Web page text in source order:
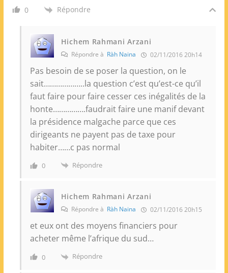
0 Répondre
Hichem Rahmani Arzani
Répondre à Ràh Naina 02/11/2016 20h14
Pas besoin de se poser la question, on le
sait………………..la question c’est qu’est-ce qu’il
faut faire pour faire cesser ces inégalités de la
honte…………….faudrait faire une manif devant
la présidence malgache parce que ces
dirigeants ne payent pas de taxe pour
habiter……c pas normal
0 Répondre
Hichem Rahmani Arzani
Répondre à Ràh Naina 02/11/2016 20h15
et eux ont des moyens financiers pour
acheter même l’afrique du sud…
0 Répondre